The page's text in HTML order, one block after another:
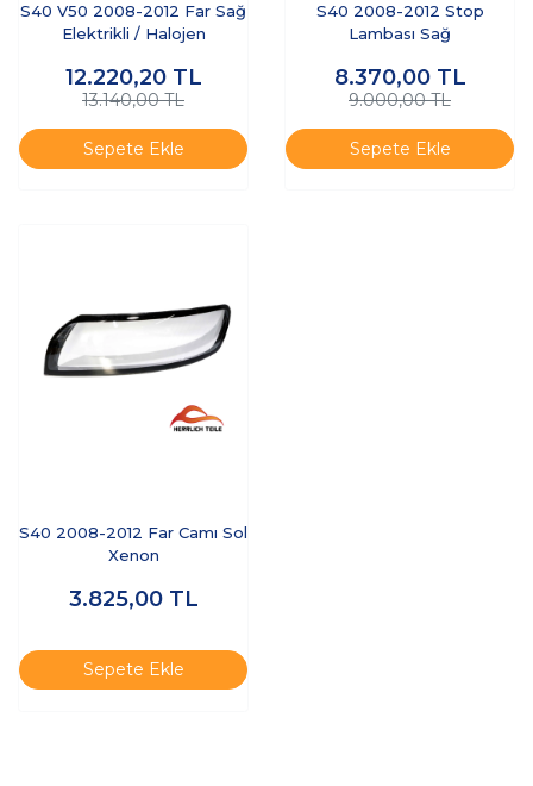
S40 V50 2008-2012 Far Sağ
Elektrikli / Halojen
12.220,20 TL
13.140,00 TL
Sepete Ekle
S40 2008-2012 Stop
Lambası Sağ
8.370,00 TL
9.000,00 TL
Sepete Ekle
S40 2008-2012 Far Camı Sol
Xenon
3.825,00 TL
Sepete Ekle